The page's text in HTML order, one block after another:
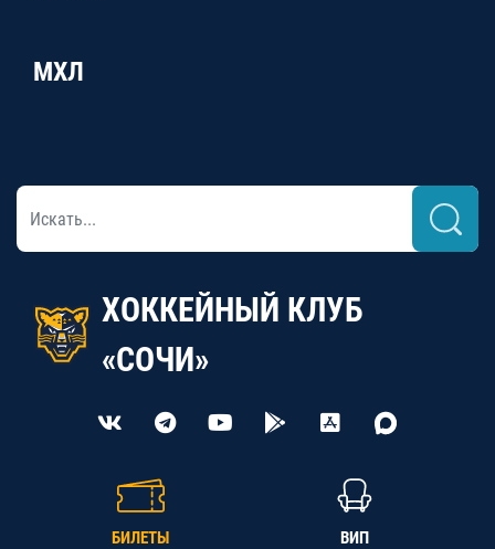
МХЛ
ХОККЕЙНЫЙ КЛУБ
«СОЧИ»
БИЛЕТЫ ВИП